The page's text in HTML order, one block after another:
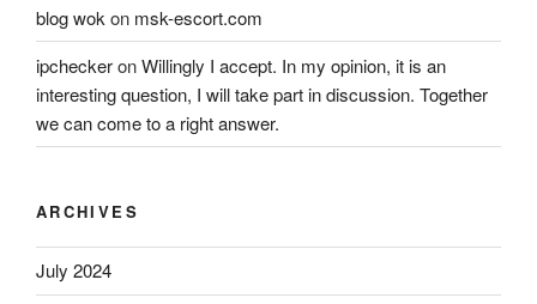
blog wok on msk-escort.com
ipcheckeronWillingly I accept. In my opinion, it is an
interesting question, I will take part in discussion. Together
we can come to a right answer.
ARCHIVES
July 2024